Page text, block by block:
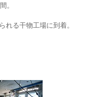
。
れる干物工場に到着。